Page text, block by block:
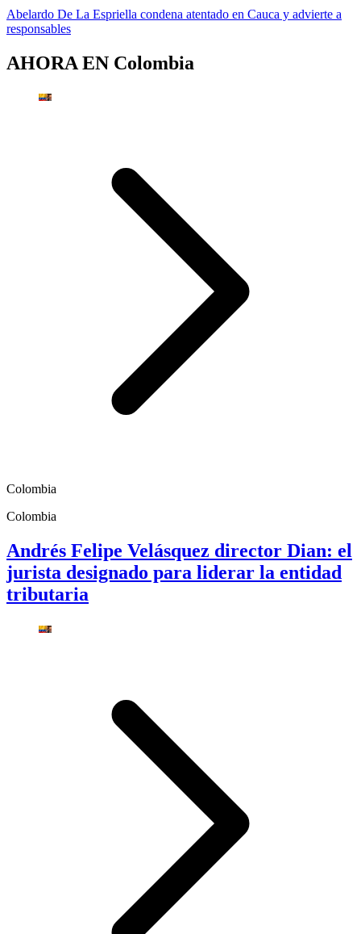
Abelardo De La Espriella condena atentado en Cauca y advierte a
responsables
AHORA EN Colombia
Colombia
Colombia
Andrés Felipe Velásquez director Dian: el
jurista designado para liderar la entidad
tributaria